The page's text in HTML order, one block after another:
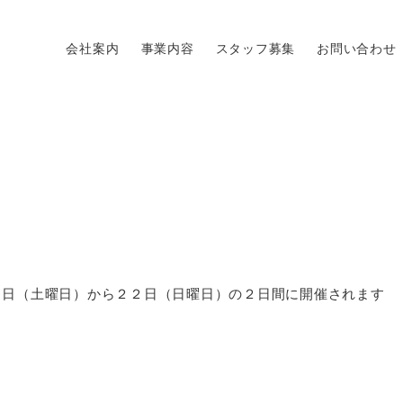
会社案内 事業内容 スタッフ募集 お問い合わせ
（土曜日）から２２日（日曜日）の２日間に開催されます